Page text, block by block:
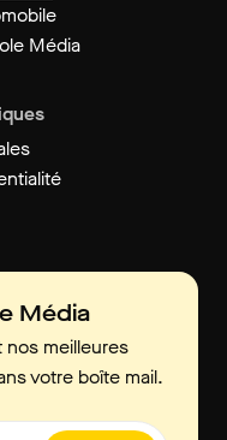
Média
Média
meilleures
votre boîte mail.